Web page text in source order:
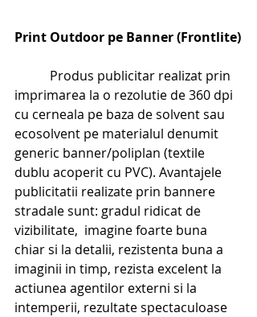
Print Outdoor pe Banner (Frontlite)
Produs publicitar realizat prin
imprimarea la o rezolutie de 360 dpi
cu cerneala pe baza de solvent sau
ecosolvent pe materialul denumit
generic banner/poliplan (textile
dublu acoperit cu PVC). Avantajele
publicitatii realizate prin bannere
stradale sunt: gradul ridicat de
vizibilitate,  imagine foarte buna
chiar si la detalii, rezistenta buna a
imaginii in timp, rezista excelent la
actiunea agentilor externi si la
intemperii, rezultate spectaculoase